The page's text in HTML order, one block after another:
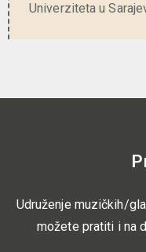
Univerziteta u
Udruženje muzičkih/
možete pratiti i na